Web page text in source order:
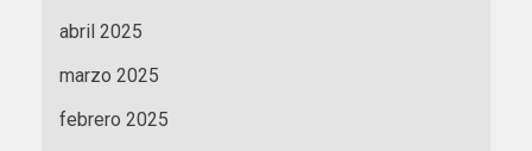
abril 2025
marzo 2025
febrero 2025